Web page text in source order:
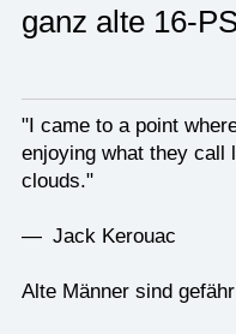
ganz alte 16-
"I came to a point
enjoying what they call
clouds."
— Jack Kerouac
Alte Männer sind